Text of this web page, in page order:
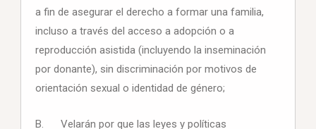
a fin de asegurar el derecho a formar una familia,
incluso a través del acceso a adopción o a
reproducción asistida (incluyendo la inseminación
por donante), sin discriminación por motivos de
orientación sexual o identidad de género;
B. Velarán por que las leyes y políticas